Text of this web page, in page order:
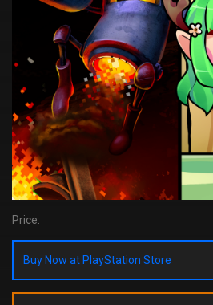
Price:
Buy Now at PlayStation Store